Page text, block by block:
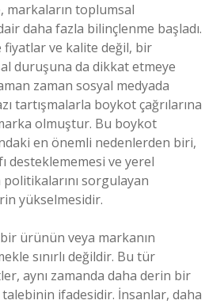
markaların toplumsal
daha fazla bilinçlenme başladı.
fiyatlar ve kalite değil, bir
duruşuna da dikkat etmeye
zaman sosyal medyada
tartışmalarla boykot çağrılarına
olmuştur. Bu boykot
en önemli nedenlerden biri,
desteklememesi ve yerel
sorgulayan
yükselmesidir.
ürünün veya markanın
sınırlı değildir. Bu tür
aynı zamanda daha derin bir
ifadesidir. İnsanlar, daha